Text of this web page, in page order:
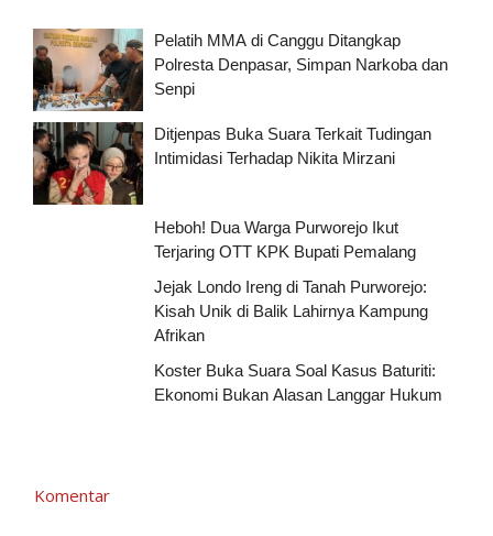
Pelatih MMA di Canggu Ditangkap
Polresta Denpasar, Simpan Narkoba dan
Senpi
Ditjenpas Buka Suara Terkait Tudingan
Intimidasi Terhadap Nikita Mirzani
Heboh! Dua Warga Purworejo Ikut
Terjaring OTT KPK Bupati Pemalang
Jejak Londo Ireng di Tanah Purworejo:
Kisah Unik di Balik Lahirnya Kampung
Afrikan
Koster Buka Suara Soal Kasus Baturiti:
Ekonomi Bukan Alasan Langgar Hukum
Komentar